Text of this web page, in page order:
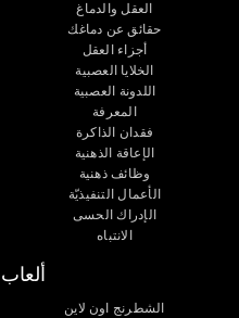
العقل والدماغ
حقائق عن دماغك
أجزاء العقل
الخلايا العصبية
اللدونة العصبية
المعرفة
فقدان الذاكرة
الإعاقة الذهنية
وظائف ذهنية
الأعمال التنفيذيّة
الإدراك الحسى
الانتباه
الشطرنج اون لاين